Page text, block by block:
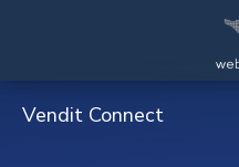
Vendit Connect